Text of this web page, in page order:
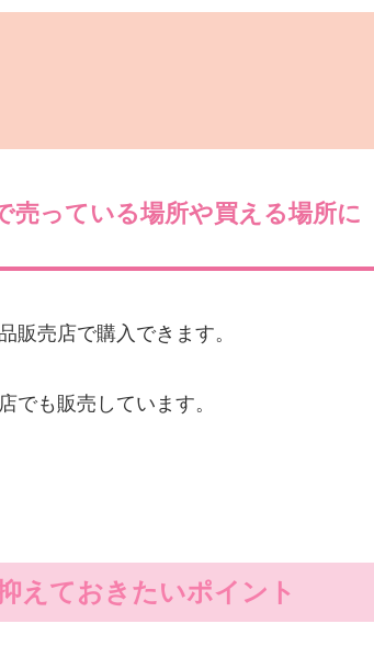
売っている場所や買える場所に
販売店で購入できます。
でも販売しています。
えておきたいポイント